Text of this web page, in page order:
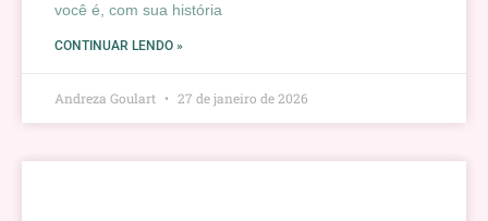
você é, com sua história
CONTINUAR LENDO »
Andreza Goulart 27 de janeiro de 2026